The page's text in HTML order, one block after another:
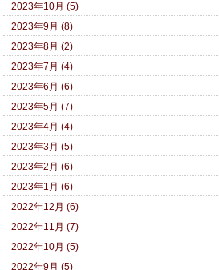
2023年10月 (5)
2023年9月 (8)
2023年8月 (2)
2023年7月 (4)
2023年6月 (6)
2023年5月 (7)
2023年4月 (4)
2023年3月 (5)
2023年2月 (6)
2023年1月 (6)
2022年12月 (6)
2022年11月 (7)
2022年10月 (5)
2022年9月 (5)